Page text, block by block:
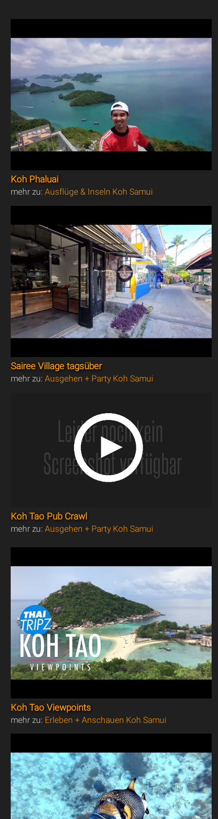
Koh Phaluai
mehr zu:Ausflüge & Inseln Koh Samui
Sairee Village tagsüber
mehr zu:Ausgehen + Party Koh Samui
Koh Tao Pub Crawl
mehr zu:Ausgehen + Party Koh Samui
Koh Tao Viewpoints
mehr zu: Erleben + Anschauen Koh Samui